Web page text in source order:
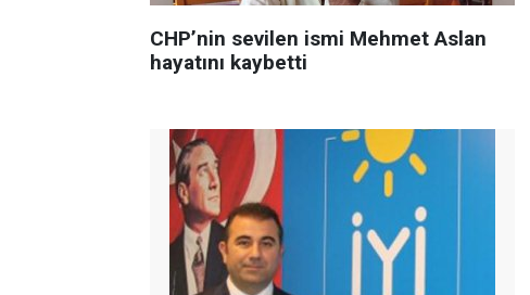
CHP’nin sevilen ismi Mehmet Aslan
hayatını kaybetti